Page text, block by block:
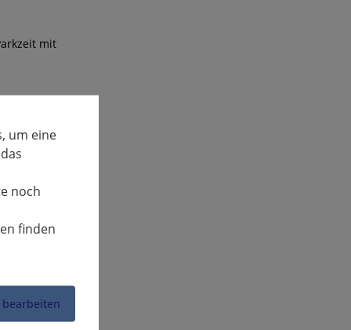
mit
um eine
noch
finden